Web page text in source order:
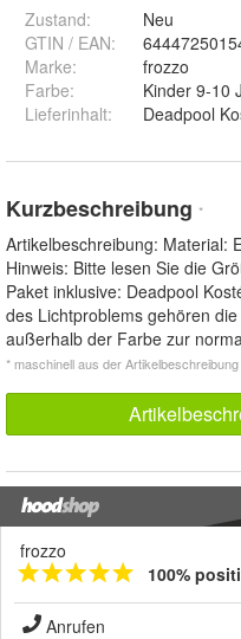
Zustand:
Neu
GTIN / EAN:
Marke:
frozzo
Farbe:
Kinder 9-10
Lieferinhalt:
Kurzbeschreibung *
Artikelbeschreibung: Material:
Hinweis: Bitte lesen Sie die
Paket inklusive: Deadpool
des Lichtproblems gehören
außerhalb der Farbe zur
* maschinell aus der
frozzo
100%
Anrufen